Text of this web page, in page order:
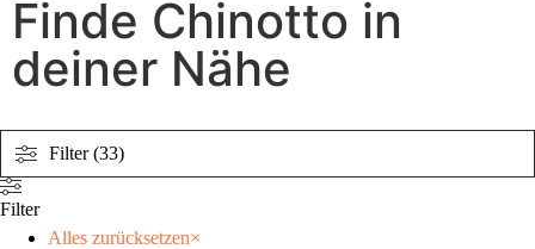
Finde Chinotto in
deiner Nähe
Filter (33)
Filter
Alles zurücksetzen×